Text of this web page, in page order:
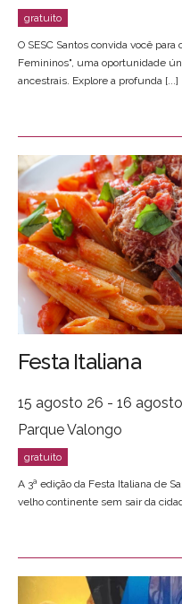
O SESC Santos convida você
Femininos", uma oportunidade
ancestrais. Explore a profunda [...]
Festa Italiana
15 agosto 26 - 16
Parque Valongo
A 3ª edição da Festa Italiana de
velho continente sem sair da